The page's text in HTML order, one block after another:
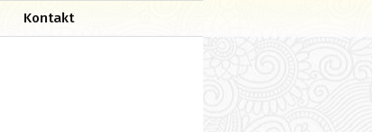
Kontakt